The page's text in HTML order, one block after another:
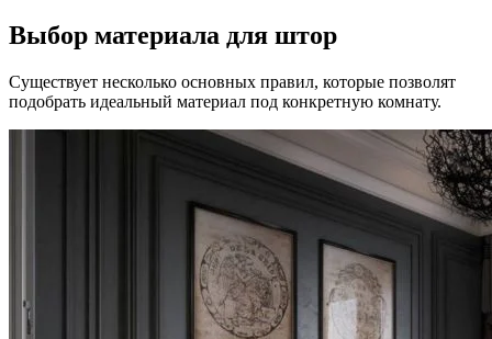
Выбор материала для штор
Существует несколько основных правил, которые позволят
подобрать идеальный материал под конкретную комнату.